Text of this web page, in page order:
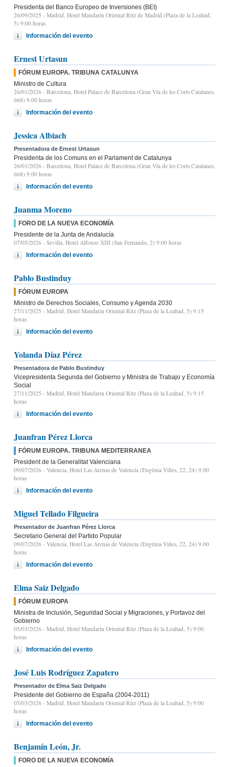
Presidenta del Banco Europeo de Inversiones (BEI)
26/09/2025 - Madrid, Hotel Mandarin Oriental Ritz de Madrid (Plaza de la Lealtad,
5) 9:00 horas
Información del evento
Ernest Urtasun
FÓRUM EUROPA. TRIBUNA CATALUNYA
Ministro de Cultura
26/01/2026 - Barcelona, Hotel Palace de Barcelona (Gran Vía de les Corts Catalanes,
668) 9.00 horas
Información del evento
Jessica Albiach
Presentadora de Ernest Urtasun
Presidenta de los Comuns en el Parlament de Catalunya
26/01/2026 - Barcelona, Hotel Palace de Barcelona (Gran Vía de les Corts Catalanes,
668) 9.00 horas
Información del evento
Juanma Moreno
FORO DE LA NUEVA ECONOMÍA
Presidente de la Junta de Andalucía
07/05/2026 - Sevilla, Hotel Alfonso XIII (San Fernando, 2) 9:00 horas
Información del evento
Pablo Bustinduy
FÓRUM EUROPA
Ministro de Derechos Sociales, Consumo y Agenda 2030
27/11/2025 - Madrid, Hotel Mandarin Oriental Ritz (Plaza de la Lealtad, 5) 9:15
horas
Información del evento
Yolanda Díaz Pérez
Presentadora de Pablo Bustinduy
Vicepresidenta Segunda del Gobierno y Ministra de Trabajo y Economía
Social
27/11/2025 - Madrid, Hotel Mandarin Oriental Ritz (Plaza de la Lealtad, 5) 9:15
horas
Información del evento
Juanfran Pérez Llorca
FÓRUM EUROPA. TRIBUNA MEDITERRANEA
President de la Generalitat Valenciana
09/07/2026 - Valencia, Hotel Las Arenas de Valencia (Eugènia Viñes, 22, 24) 9.00
horas
Información del evento
Miguel Tellado Filgueira
Presentador de Juanfran Pérez Llorca
Secretario General del Partido Popular
09/07/2026 - Valencia, Hotel Las Arenas de Valencia (Eugènia Viñes, 22, 24) 9.00
horas
Información del evento
Elma Saiz Delgado
FÓRUM EUROPA
Ministra de Inclusión, Seguridad Social y Migraciones, y Portavoz del
Gobierno
05/03/2026 - Madrid, Hotel Mandarin Oriental Ritz (Plaza de la Lealtad, 5) 9:00
horas
Información del evento
José Luis Rodríguez Zapatero
Presentador de Elma Saiz Delgado
Presidente del Gobierno de España (2004-2011)
05/03/2026 - Madrid, Hotel Mandarin Oriental Ritz (Plaza de la Lealtad, 5) 9:00
horas
Información del evento
Benjamín León, Jr.
FORO DE LA NUEVA ECONOMÍA